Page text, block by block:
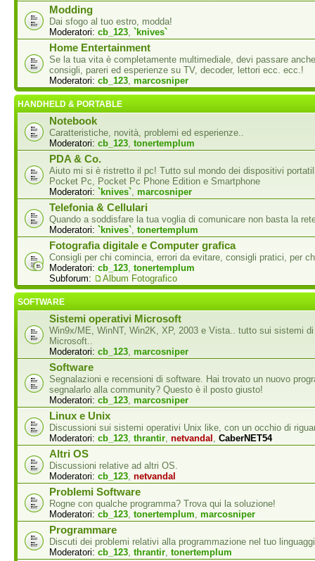
Modding
Dai sfogo al tuo estro, modda!
Moderatori: cb_123, `knives`
Home Entertainment
Se la tua vita è completamente multimediale, devi passare
consigli, pareri ed esperienze su TV, decoder, lettori ecc. ecc.!
Moderatori: cb_123, marcosniper
HANDHELD & PORTABLE
Notebook
Caratteristiche, novità, problemi ed esperienze..
Moderatori: cb_123, tonertemplum
PDA & Co.
Aiuto mi si è ristretto il pc! Tutto sul mondo dei dispositivi
Pocket Pc, Pocket Pc Phone Edition e Smartphone
Moderatori: `knives`, marcosniper
Telefonia & Cellulari
Quando a soddisfare la tua voglia di comunicare non basta la
Moderatori: `knives`, tonertemplum
Fotografia digitale e Computer grafica
Consigli per chi comincia, errori da evitare, consigli pratici, per
Moderatori: cb_123, tonertemplum
Subforum:
Album Fotografico
SOFTWARE
Sistemi operativi Microsoft
Win9x/ME, WinNT, Win2K, XP, 2003 e Vista.. tutto sui sistemi
Microsoft..
Moderatori: cb_123, marcosniper
Software
Segnalazioni e recensioni di software. Hai trovato un nuovo
segnalarlo alla community? Questo è il posto giusto!
Moderatori: cb_123, marcosniper
Linux e Unix
Discussioni sui sistemi operativi Unix like, con un occhio di
Moderatori: cb_123, thrantir, netvandal , CaberNET54
Altri OS
Discussioni relative ad altri OS.
Moderatori: cb_123, netvandal
Problemi Software
Rogne con qualche programma? Trova qui la soluzione!
Moderatori: cb_123, tonertemplum, marcosniper
Programmare
Discuti dei problemi relativi alla programmazione nel tuo
Moderatori: cb_123, thrantir, tonertemplum